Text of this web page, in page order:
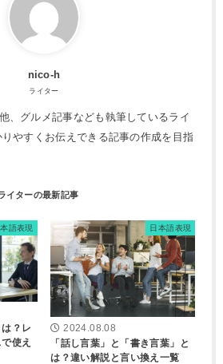
nico-h
ライター
、グルメ記事なども執筆しているライ
やすくお伝えできる記事の作成を目指
語表現
？レ
使え
日本語表現
2024.08.08
「話し言葉」と「書き言葉」と
は？違い解説と言い換え一覧